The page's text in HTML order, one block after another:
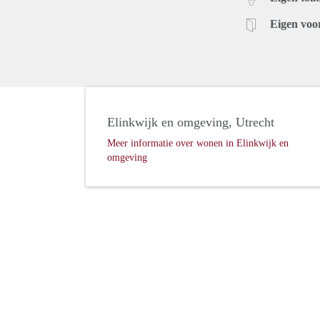
Eigen
Elinkwijk en omgeving, Utrecht
Meer informatie over wonen in Elinkwijk en
omgeving